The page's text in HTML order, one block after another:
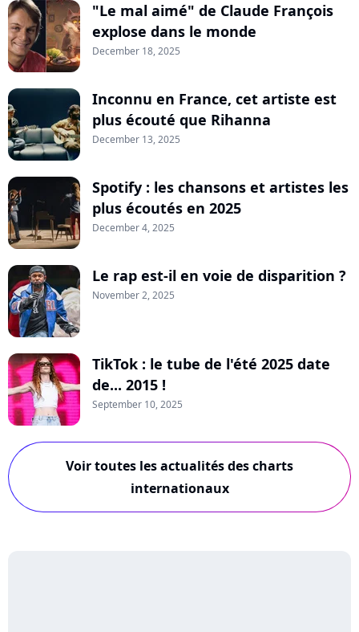
"Le mal aimé" de Claude François
explose dans le monde
December 18, 2025
Inconnu en France, cet artiste est
plus écouté que Rihanna
December 13, 2025
Spotify : les chansons et artistes les
plus écoutés en 2025
December 4, 2025
Le rap est-il en voie de disparition ?
November 2, 2025
TikTok : le tube de l'été 2025 date
de... 2015 !
September 10, 2025
Voir toutes les actualités des charts
internationaux